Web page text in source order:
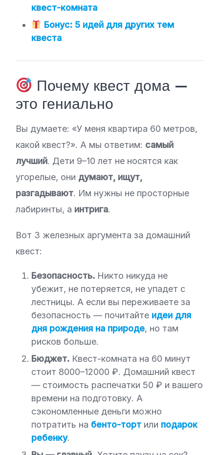
квест-комната
Бонус: 5 идей для других тем
квеста
Почему квест дома —
это гениально
Вы думаете: «У меня квартира 60 метров,
какой квест?». А мы ответим: самый
лучший. Дети 9–10 лет не носятся как
угорелые, они думают, ищут,
разгадывают. Им нужны не просторные
лабиринты, а интрига.
Вот 3 железных аргумента за домашний
квест:
Безопасность. Никто никуда не
убежит, не потеряется, не упадет с
лестницы. А если вы переживаете за
безопасность — почитайте идеи для
дня рождения на природе, но там
рисков больше.
Бюджет. Квест-комната на 60 минут
стоит 8000–12000 ₽. Домашний квест
— стоимость распечатки 50 ₽ и вашего
времени на подготовку. А
сэкономленные деньги можно
потратить на бенто-торт или подарок
ребенку.